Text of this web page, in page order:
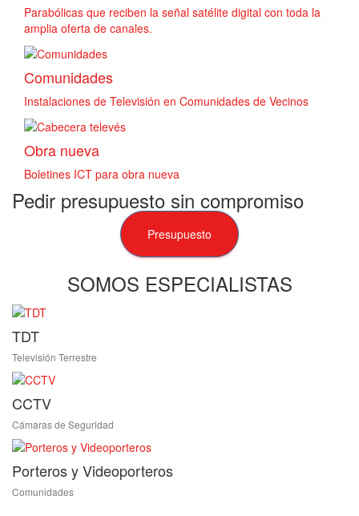
Parabólicas que reciben la señal satélite digital con toda la
amplia oferta de canales.
Comunidades
Instalaciones de Televisión en Comunidades de Vecinos
Obra nueva
Boletines ICT para obra nueva
Pedir presupuesto sin compromiso
Presupuesto
SOMOS ESPECIALISTAS
TDT
Televisión Terrestre
CCTV
Cámaras de Seguridad
Porteros y Videoporteros
Comunidades